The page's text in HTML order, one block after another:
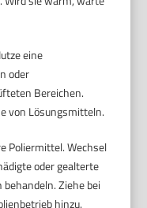
eine
oder
Bereichen.
von Lösungsmitteln.
Poliermittel. Wechsel
oder gealterte
Ziehe bei
hinzu.